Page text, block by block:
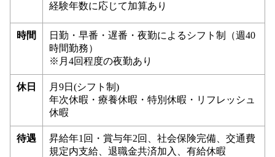
経験年数に応じて加算あり
時間
日勤・早番・遅番・夜勤によるシフト制（週40
時間勤務）
※月4回程度の夜勤あり
休日
月9日(シフト制)
年次休暇・療養休暇・特別休暇・リフレッシュ
休暇
待遇
昇給年1回・賞与年2回、社会保険完備、交通費
規定内支給、退職金共済加入、有給休暇